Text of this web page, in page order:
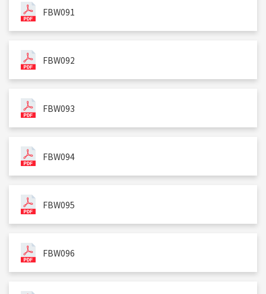
FBW091
FBW092
FBW093
FBW094
FBW095
FBW096